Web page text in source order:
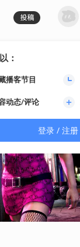
：
播客节目
动态/评论
登录 / 注册